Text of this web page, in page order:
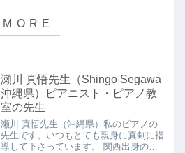
瀬川 真悟先生（Shingo Segawa
沖縄県）ピアニスト・ピアノ教
室の先生
瀬川 真悟先生（沖縄県）私のピアノの
先生です。いつもとても親身に真剣に指
導して下さっています。 関西出身のお